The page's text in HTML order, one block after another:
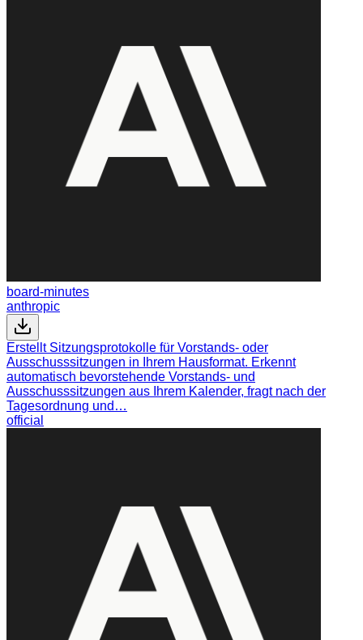
board-minutes
anthropic
Erstellt Sitzungsprotokolle für Vorstands- oder
Ausschusssitzungen in Ihrem Hausformat. Erkennt
automatisch bevorstehende Vorstands- und
Ausschusssitzungen aus Ihrem Kalender, fragt nach der
Tagesordnung und…
official